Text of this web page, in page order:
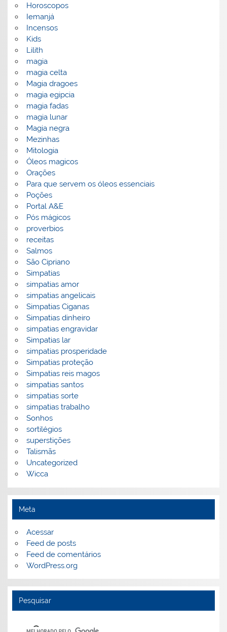
Horoscopos
Iemanjá
Incensos
Kids
Lilith
magia
magia celta
Magia dragoes
magia egipcia
magia fadas
magia lunar
Magia negra
Mezinhas
Mitologia
Óleos magicos
Orações
Para que servem os óleos essenciais
Poções
Portal A&E
Pós mágicos
proverbios
receitas
Salmos
São Cipriano
Simpatias
simpatias amor
simpatias angelicais
Simpatias Ciganas
Simpatias dinheiro
simpatias engravidar
Simpatias lar
simpatias prosperidade
Simpatias proteção
Simpatias reis magos
simpatias santos
simpatias sorte
simpatias trabalho
Sonhos
sortilégios
superstições
Talismãs
Uncategorized
Wicca
Meta
Acessar
Feed de posts
Feed de comentários
WordPress.org
Pesquisar